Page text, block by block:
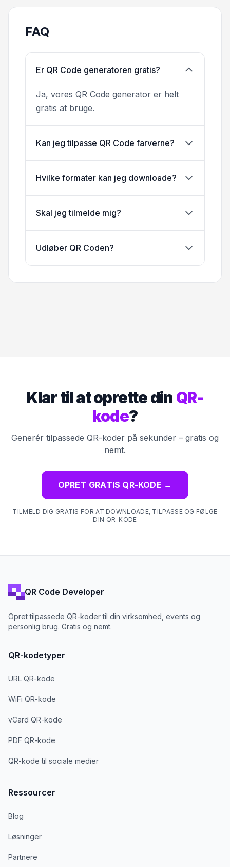
FAQ
Er QR Code generatoren gratis?
Ja, vores QR Code generator er helt
gratis at bruge.
Kan jeg tilpasse QR Code farverne?
Hvilke formater kan jeg downloade?
Skal jeg tilmelde mig?
Udløber QR Coden?
Klar til at oprette din QR-
kode?
Generér tilpassede QR-koder på sekunder – gratis og
nemt.
OPRET GRATIS QR-KODE →
TILMELD DIG GRATIS FOR AT DOWNLOADE, TILPASSE OG FØLGE
DIN QR-KODE
QR Code Developer
Opret tilpassede QR-koder til din virksomhed, events og
personlig brug. Gratis og nemt.
QR-kodetyper
URL QR-kode
WiFi QR-kode
vCard QR-kode
PDF QR-kode
QR-kode til sociale medier
Ressourcer
Blog
Løsninger
Partnere